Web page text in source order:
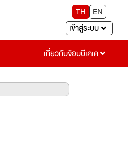
TH
EN
เข้าสู่ระบบ
เกี่ยวกับจ๊อบบีเคเค